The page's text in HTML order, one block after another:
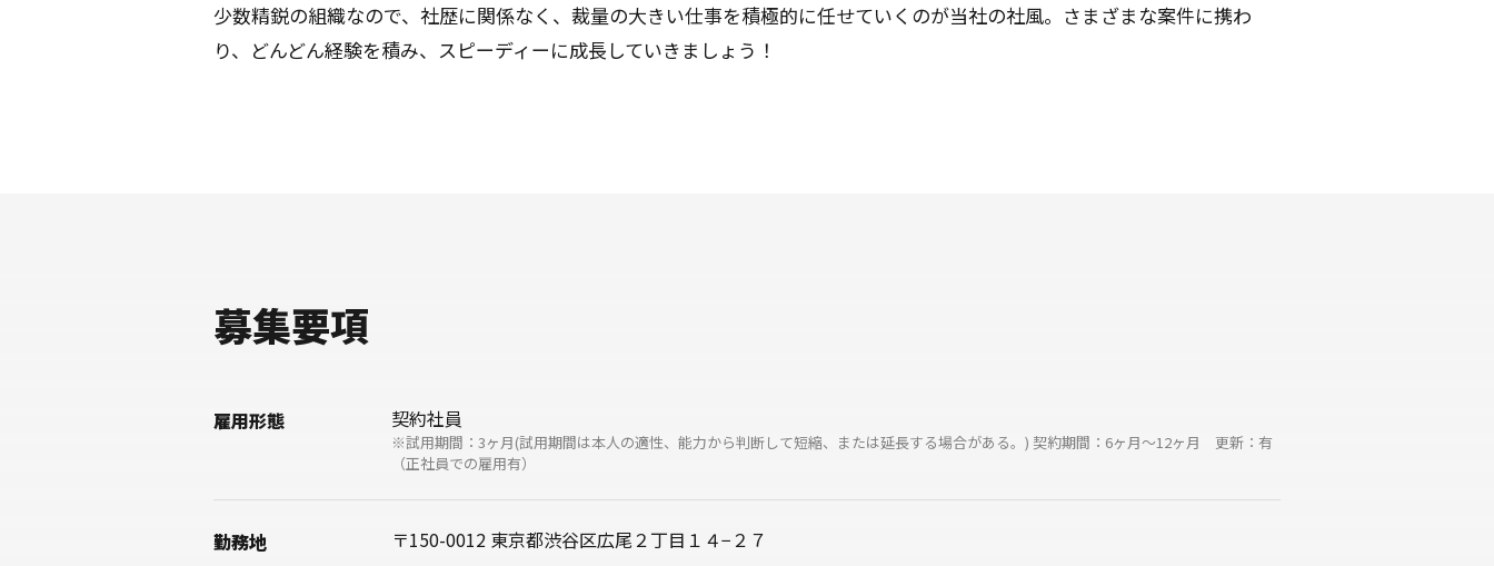
少数精鋭の組織なので、社歴に関係なく、裁量の大きい仕事を積極的に任せていくのが当社の社風。さまざまな案件に携わ
り、どんどん経験を積み、スピーディーに成長していきましょう！
募集要項
雇用形態 契約社員
※試用期間：3ヶ月(試用期間は本人の適性、能力から判断して短縮、または延長する場合がある。) 契約期間：6ヶ月～12ヶ月 更新：有
（正社員での雇用有）
勤務地 〒150-0012 東京都渋谷区広尾２丁目１４−２７